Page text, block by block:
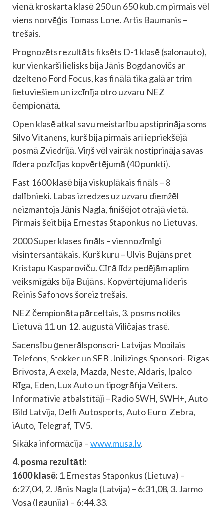
vienā kroskarta klasē 250 un 650 kub.cm pirmais vēl
viens norvēģis Tomass Lone. Artis Baumanis –
trešais.
Prognozēts rezultāts fiksēts D-1 klasē (salonauto),
kur vienkarši lielisks bija Jānis Bogdanovičs ar
dzelteno Ford Focus, kas finālā tika galā ar trim
lietuviešiem un izcīnīja otro uzvaru NEZ
čempionātā.
Open klasē atkal savu meistarību apstiprināja soms
Silvo Vītanens, kurš bija pirmais arī iepriekšējā
posmā Zviedrijā. Viņš vēl vairāk nostiprināja savas
līdera pozīcījas kopvērtējumā (40 punkti).
Fast 1600 klasē bija viskuplākais fināls – 8
dalībnieki. Labas izredzes uz uzvaru diemžēl
neizmantoja Jānis Nagla, finišējot otrajā vietā.
Pirmais šeit bija Ernestas Staponkus no Lietuvas.
2000 Super klases fināls – viennozīmīgi
visintersantākais. Kurš kuru – Ulvis Bujāns pret
Kristapu Kasparoviču. Cīņā līdz pedējām apļim
veiksmīgāks bija Bujāns. Kopvērtējuma līderis
Reinis Safonovs šoreiz trešais.
NEZ čempionāta pārceltais, 3. posms notiks
Lietuvā 11. un 12. augustā Viličajas trasē.
Sacensību ģenerālsponsori- Latvijas Mobilais
Telefons, Stokker un SEB Unilīzings.Sponsori- Rīgas
Brīvosta, Alexela, Mazda, Neste, Aldaris, Ipalco
Rīga, Eden, Lux Auto un tipogrāfija Veiters.
Informatīvie atbalstītāji – Radio SWH, SWH+, Auto
Bild Latvija, Delfi Autosports, Auto Euro, Zebra,
iAuto, Telegraf, TV5.
Sīkāka informācija –www.musa.lv.
4. posma rezultāti:
1600 klasē: 1.Ernestas Staponkus (Lietuva) –
6:27,04, 2. Jānis Nagla (Latvija) – 6:31,08, 3. Jarmo
Vosa (Igaunija) – 6:44,33.